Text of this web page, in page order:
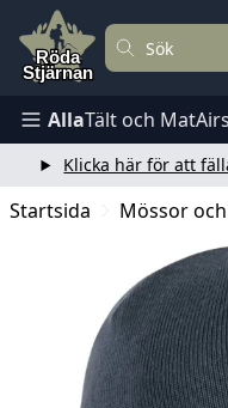
AllaTält och Mat
Klicka här för att
Startsida Mössor